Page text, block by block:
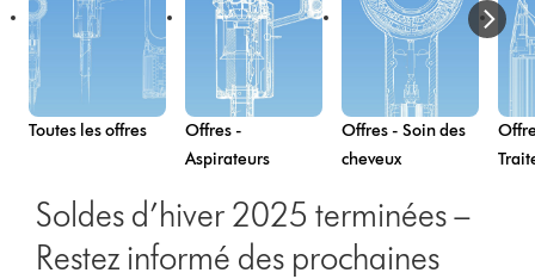
Toutes les offres
Offres -
Aspirateurs
Offres - Soin des
cheveux
Soldes d’hiver 2025 terminées –
Restez informé des prochaines